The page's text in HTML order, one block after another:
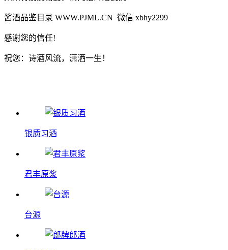
酱酒品鉴目录 WWW.PJML.CN 微信 xbhy2299
感谢您的信任!
祝您：诗酒风流，潇洒一生！
银质习酒
君丰原浆
台源